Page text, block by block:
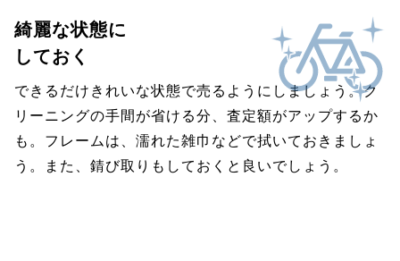
綺麗な状態に
しておく
できるだけきれいな状態で売るようにしましょう。ク
リーニングの手間が省ける分、査定額がアップするか
も。フレームは、濡れた雑巾などで拭いておきましょ
う。また、錆び取りもしておくと良いでしょう。